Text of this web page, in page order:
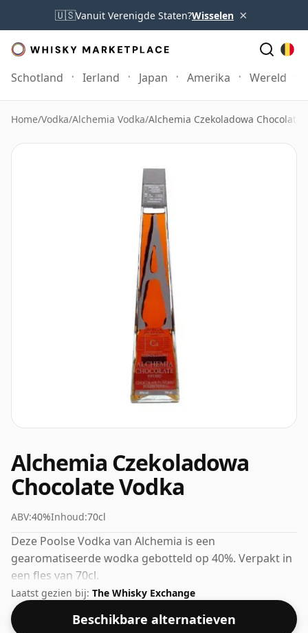
🇺🇸Vanuit Verenigde Staten?Wisselen ×
Schotland Ierland Japan Amerika Wereld
Home/Vodka/Alchemia Vodka/Alchemia Czekoladowa Chocolate
Alchemia Czekoladowa
Chocolate Vodka
ABV:40%Inhoud:70cl
Deze Poolse Vodka van Alchemia is een
gearomatiseerde wodka gebotteld op 40%. Verpakt in
een fles van 70cl.
Laatst gezien bij: The Whisky Exchange
Beschikbare alternatieven